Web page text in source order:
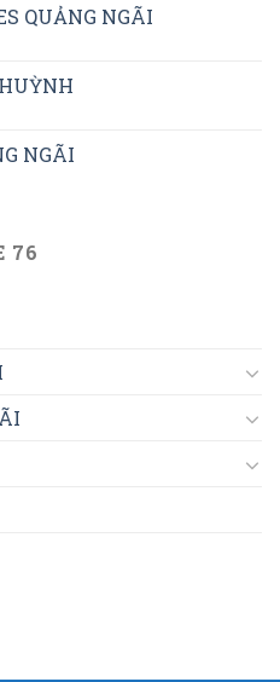
QUẢNG NGÃI
NGÃI
76